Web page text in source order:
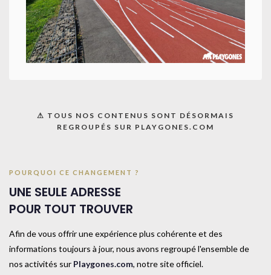
⚠ TOUS NOS CONTENUS SONT DÉSORMAIS
REGROUPÉS SUR PLAYGONES.COM
POURQUOI CE CHANGEMENT ?
UNE SEULE ADRESSE
POUR TOUT TROUVER
Afin de vous offrir une expérience plus cohérente et des
informations toujours à jour, nous avons regroupé l'ensemble de
nos activités sur Playgones.com, notre site officiel.
Décrivez votre projet
Confiez-nous la pose
Ajouter à la liste
Catégorie :
Matériels d'entrainement
Informations complémentaires
TAILLE